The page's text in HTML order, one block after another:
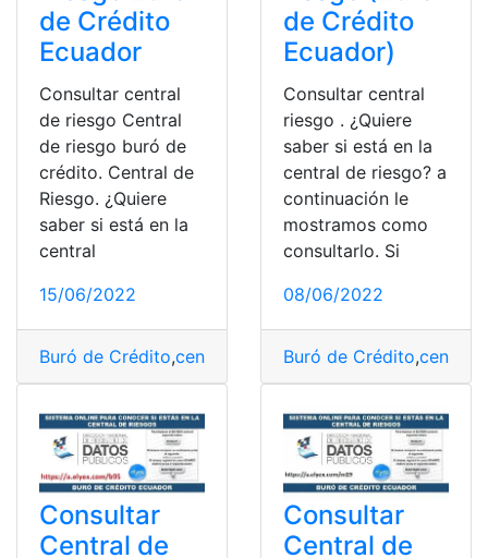
de Crédito
Ecuador
Consultar central
de riesgo Central
de riesgo buró de
crédito. Central de
Riesgo. ¿Quiere
saber si está en la
central
15/06/2022
Buró de Crédito,central de riesgo,Consulta,Consulta
de Crédito
Ecuador)
Consultar central
riesgo . ¿Quiere
saber si está en la
central de riesgo? a
continuación le
mostramos como
consultarlo. Si
08/06/2022
Buró de Crédito,central
Consultar
Central de
Consultar
Central de